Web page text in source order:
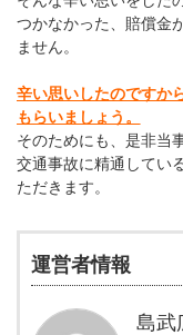
つかなかった、賠償金
ません。
辛い思いしたのですか
もらいましょう。
そのためにも、是非当
交通事故に精通してい
ただきます。
運営者情報
島武